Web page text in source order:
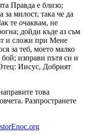
Правда е близо;
за милост, така че да
те очаквам, не
дойди къде аз съм
и сложи при Мене
за теб, моето малко
изправи пътя си и
Иисус, Добрият
това
Разпространете